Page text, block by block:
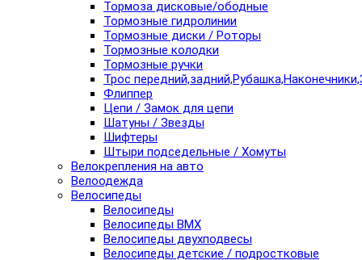
Тормоза дисковые/ободные
Тормозные гидролинии
Тормозные диски / Роторы
Тормозные колодки
Тормозные ручки
Трос
Флиппер
Цепи / Замок для цепи
Шатуны / Звезды
Шифтеры
Штыри подседельные / Хомуты
Велокрепления на авто
Велоодежда
Велосипеды
Велосипеды
Велосипеды BMX
Велосипеды двухподвесы
Велосипеды детские / подростковые